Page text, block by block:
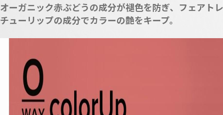
オーガニック赤ぶどうの成分が褪色を防ぎ、フェアト
チューリップの成分でカラーの艶をキープ。